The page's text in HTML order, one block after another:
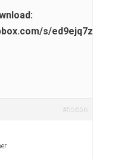
s/ed9ejq7zhl9hzlz/
#55656